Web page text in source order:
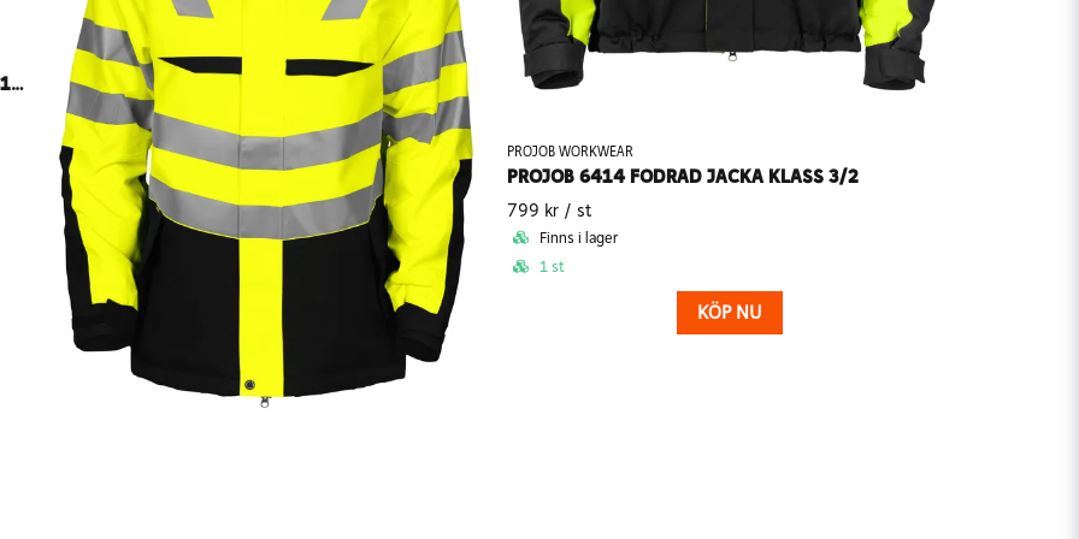
TRÖJA VARSEL EN ISO 20471 KLASS 3 PROJOB 6101
PROJOB WORKWEAR
PROJOB 6414 FODRAD JACKA KLASS 3/2
799 kr / st
Finns i lager
1 st
KÖP NU